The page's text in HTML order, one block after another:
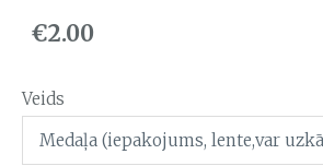
€2.00
Veids